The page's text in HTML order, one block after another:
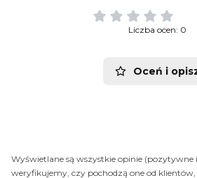
Liczba ocen: 0
Oceń i
Wyświetlane są wszystkie opinie (pozytywne
weryfikujemy, czy pochodzą one od